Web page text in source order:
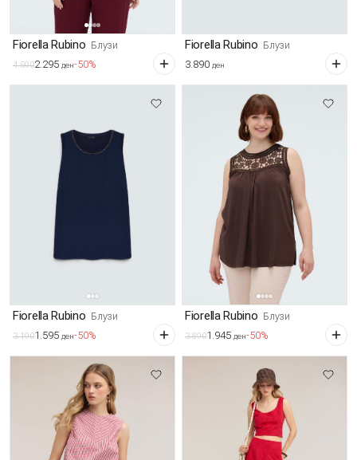
Fiorella Rubino Блузи
4.5902.295 ден-50%
Fiorella Rubino Блузи
3.890 ден
Fiorella Rubino Блузи
3.1901.595 ден-50%
Fiorella Rubino Блузи
3.8901.945 ден-50%